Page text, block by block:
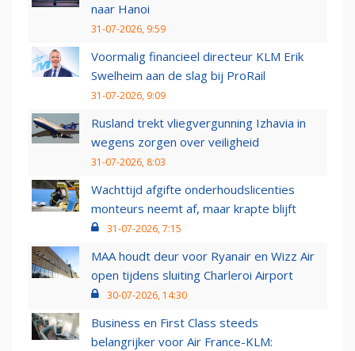
naar Hanoi
31-07-2026, 9:59
Voormalig financieel directeur KLM Erik
Swelheim aan de slag bij ProRail
31-07-2026, 9:09
Rusland trekt vliegvergunning Izhavia in
wegens zorgen over veiligheid
31-07-2026, 8:03
Wachttijd afgifte onderhoudslicenties
monteurs neemt af, maar krapte blijft
31-07-2026, 7:15
MAA houdt deur voor Ryanair en Wizz Air
open tijdens sluiting Charleroi Airport
30-07-2026, 14:30
Business en First Class steeds
belangrijker voor Air France-KLM: